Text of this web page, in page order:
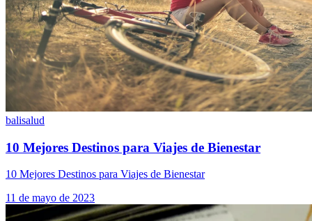
balisalud
10 Mejores Destinos para Viajes de Bienestar
10 Mejores Destinos para Viajes de Bienestar
11 de mayo de 2023